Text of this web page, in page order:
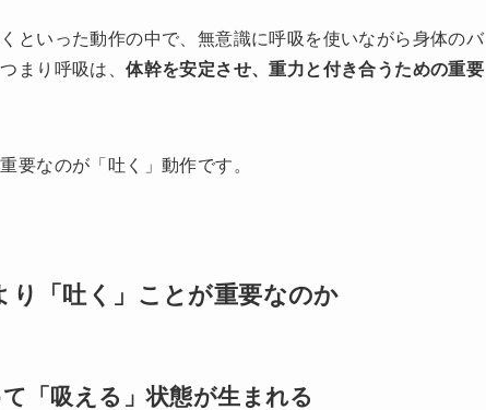
といった動作の中で、無意識に呼吸を使いながら身体のバ
まり呼吸は、体幹を安定させ、重力と付き合うための重要
要なのが「吐く」動作です。
り「吐く」ことが重要なのか
「吸える」状態が生まれる